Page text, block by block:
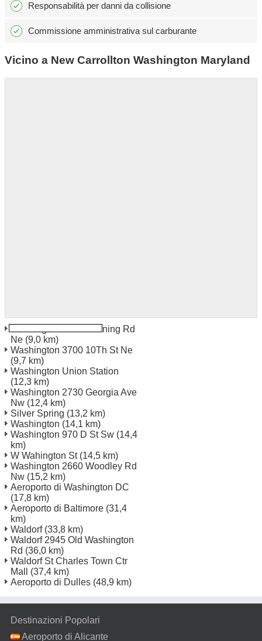
Responsabilità per danni da collisione
Commissione amministrativa sul carburante
Vicino a New Carrollton Washington Maryland
Washington 3355 Benning Rd
Ne (9,0 km)
Washington 3700 10Th St Ne
(9,7 km)
Washington Union Station
(12,3 km)
Washington 2730 Georgia Ave
Nw (12,4 km)
Silver Spring (13,2 km)
Washington (14,1 km)
Washington 970 D St Sw (14,4
km)
W Wahington St(14,5 km)
Washington 2660 Woodley Rd
Nw (15,2 km)
Aeroporto di Washington DC
(17,8 km)
Aeroporto di Baltimore (31,4
km)
Waldorf(33,8 km)
Waldorf 2945 Old Washington
Rd (36,0 km)
Waldorf St Charles Town Ctr
Mall
(37,4 km)
Aeroporto di Dulles (48,9 km)
Destinazioni Popolari
Aeroporto di Alicante